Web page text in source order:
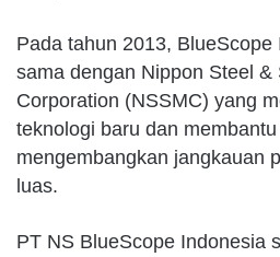
Pada tahun 2013, BlueScope
sama dengan Nippon Steel &
Corporation (NSSMC) yang
teknologi baru dan
mengembangkan jangkauan
luas.
PT NS BlueScope Indonesia